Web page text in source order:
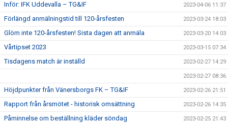
Inför: IFK Uddevalla – TG&IF 2023-04-06 11:37
Förlängd anmälningstid till 120-årsfesten 2023-03-24 18:03
Glöm inte 120-årsfesten! Sista dagen att anmäla 2023-03-20 14:03
Vårtipset 2023 2023-03-15 07:34
Tisdagens match är inställd 2023-02-27 14:29
2023-02-27 08:36
Höjdpunkter från Vänersborgs FK – TG&IF 2023-02-26 21:51
Rapport från årsmötet - historisk omsättning 2023-02-26 14:35
Påminnelse om beställning kläder söndag 2023-02-25 21:43